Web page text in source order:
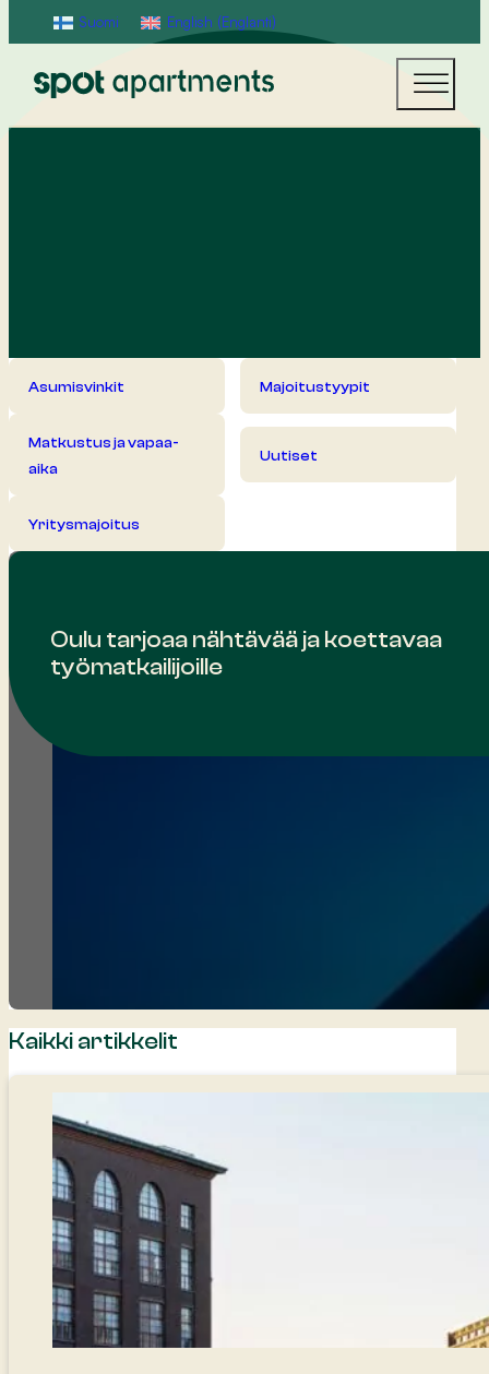
Suomi English (Englanti)
Asumisvinkit Majoitustyypit
Matkustus ja vapaa-
aika
Uutiset
Yritysmajoitus
Oulu tarjoaa nähtävää ja koettavaa
työmatkailijoille
Kaikki artikkelit